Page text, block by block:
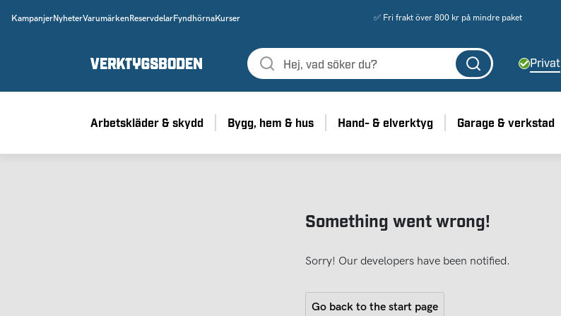
KampanjerNyheterVarumärken ReservdelarFyndhörnaKurser ✅ Fri frakt över 800 kr på mindre paket
Privat
Arbetskläder & skydd Bygg, hem & hus Hand- & elverktyg Garage & verkstad
Something went wrong!
Sorry! Our developers have been notified.
Go back to the start page